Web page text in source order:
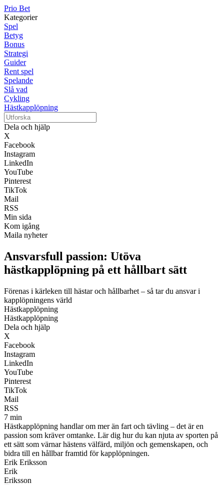
Prio Bet
Kategorier
Spel
Betyg
Bonus
Strategi
Guider
Rent spel
Spelande
Slå vad
Cykling
Hästkapplöpning
Dela och hjälp
X
Facebook
Instagram
LinkedIn
YouTube
Pinterest
TikTok
Mail
RSS
Min sida
Kom igång
Maila nyheter
Ansvarsfull passion: Utöva
hästkapplöpning på ett hållbart sätt
Förenas i kärleken till hästar och hållbarhet – så tar du ansvar i
kapplöpningens värld
Hästkapplöpning
Hästkapplöpning
Dela och hjälp
X
Facebook
Instagram
LinkedIn
YouTube
Pinterest
TikTok
Mail
RSS
7 min
Hästkapplöpning handlar om mer än fart och tävling – det är en
passion som kräver omtanke. Lär dig hur du kan njuta av sporten på
ett sätt som värnar hästens välfärd, miljön och gemenskapen, och
bidra till en hållbar framtid för kapplöpningen.
Erik Eriksson
Erik
Eriksson